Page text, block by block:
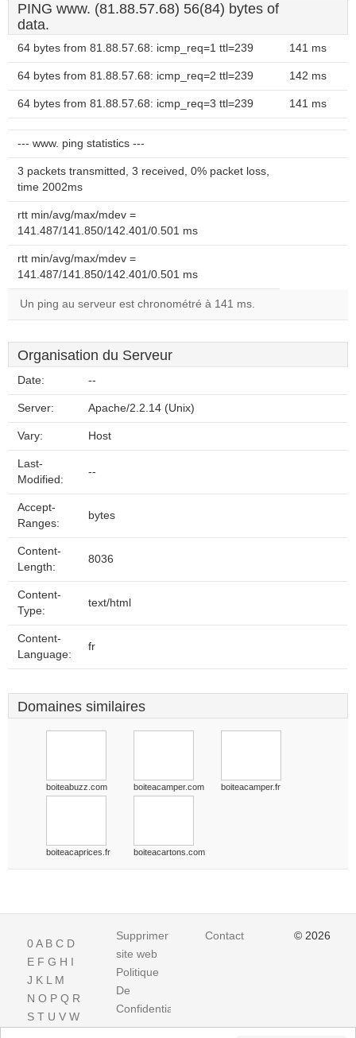
PING www. (81.88.57.68) 56(84) bytes of
data.
64 bytes from 81.88.57.68: icmp_req=1 ttl=239 141 ms
64 bytes from 81.88.57.68: icmp_req=2 ttl=239 142 ms
64 bytes from 81.88.57.68: icmp_req=3 ttl=239 141 ms
--- www. ping statistics ---
3 packets transmitted, 3 received, 0% packet loss,
time 2002ms
rtt min/avg/max/mdev =
141.487/141.850/142.401/0.501 ms
rtt min/avg/max/mdev =
141.487/141.850/142.401/0.501 ms
Un ping au serveur est chronométré à 141 ms.
Organisation du Serveur
Date: --
Server: Apache/2.2.14 (Unix)
Vary: Host
Last-
Modified:
--
Accept-
Ranges:
bytes
Content-
Length:
8036
Content-
Type:
text/html
Content-
Language:
fr
Domaines similaires
boiteabuzz.com boiteacamper.com boiteacamper.fr
boiteacaprices.fr boiteacartons.com
0A B C D
E F G H I
J K L M
N O P Q R
S T U V W
Supprimer
site web
Politique
De
Confidentialite
Contact © 2026